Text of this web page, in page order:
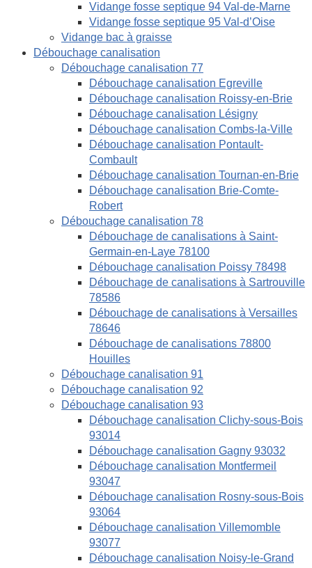
Vidange fosse septique 94 Val-de-Marne
Vidange fosse septique 95 Val-d’Oise
Vidange bac à graisse
Débouchage canalisation
Débouchage canalisation 77
Débouchage canalisation Egreville
Débouchage canalisation Roissy-en-Brie
Débouchage canalisation Lésigny
Débouchage canalisation Combs-la-Ville
Débouchage canalisation Pontault-
Combault
Débouchage canalisation Tournan-en-Brie
Débouchage canalisation Brie-Comte-
Robert
Débouchage canalisation 78
Débouchage de canalisations à Saint-
Germain-en-Laye 78100
Débouchage canalisation Poissy 78498
Débouchage de canalisations à Sartrouville
78586
Débouchage de canalisations à Versailles
78646
Débouchage de canalisations 78800
Houilles
Débouchage canalisation 91
Débouchage canalisation 92
Débouchage canalisation 93
Débouchage canalisation Clichy-sous-Bois
93014
Débouchage canalisation Gagny 93032
Débouchage canalisation Montfermeil
93047
Débouchage canalisation Rosny-sous-Bois
93064
Débouchage canalisation Villemomble
93077
Débouchage canalisation Noisy-le-Grand